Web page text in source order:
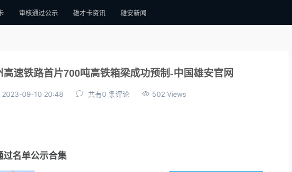
审核通过公示 雄才卡资讯 雄安新闻
速铁路首片700吨高铁箱梁成功预制-中国雄安官网
2023-09-10 20:48 共有0 条评论 502 Views
名单公示合集